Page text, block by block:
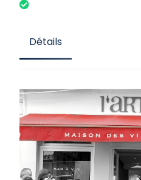
Détails